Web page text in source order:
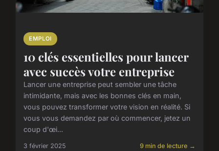
EMPLOI
10 clés essentielles pour lancer
avec succès votre entreprise
Lancer une entreprise peut sembler une tâche
intimidante, mais avec les bonnes clés en main,
vous pouvez transformer votre vision en réalité. Si
vous vous demandez par où commencer, jetez un
coup d'œi...
3 février 2025 9 min de lecture →